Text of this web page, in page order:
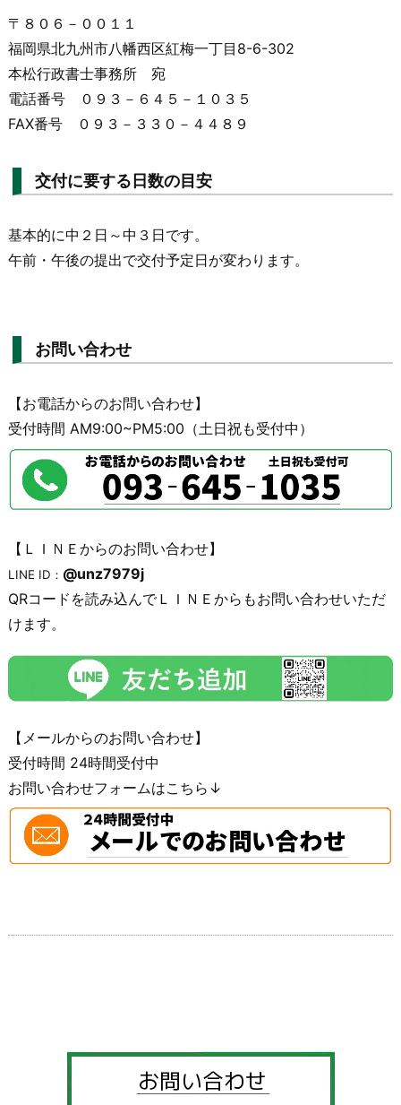
〒８０６－００１１
福岡県北九州市八幡西区紅梅一丁目8-6-302
本松行政書士事務所 宛
電話番号 ０９３－６４５－１０３５
FAX番号 ０９３－３３０－４４８９
交付に要する日数の目安
基本的に中２日～中３日です。
午前・午後の提出で交付予定日が変わります。
お問い合わせ
【お電話からのお問い合わせ】
受付時間 AM9:00~PM5:00（土日祝も受付中）
【ＬＩＮＥからのお問い合わせ】
LINE ID： @unz7979j
QRコードを読み込んでＬＩＮＥからもお問い合わせいただ
けます。
【メールからのお問い合わせ】
受付時間 24時間受付中
お問い合わせフォームはこちら↓